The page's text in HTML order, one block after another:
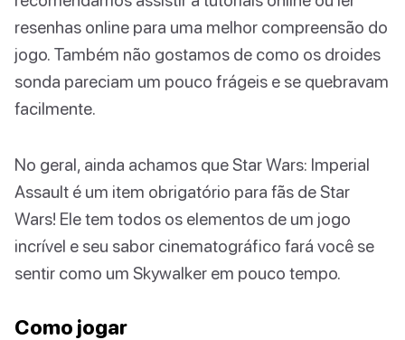
resenhas online para uma melhor compreensão do
jogo. Também não gostamos de como os droides
sonda pareciam um pouco frágeis e se quebravam
facilmente.
No geral, ainda achamos que Star Wars: Imperial
Assault é um item obrigatório para fãs de Star
Wars! Ele tem todos os elementos de um jogo
incrível e seu sabor cinematográfico fará você se
sentir como um Skywalker em pouco tempo.
Como jogar